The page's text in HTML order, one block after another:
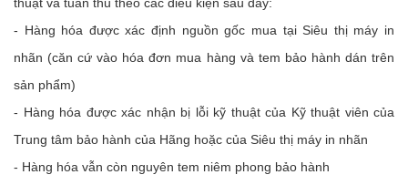
- Hàng hóa được xác định nguồn gốc mua tại Siêu thị máy in
nhãn (căn cứ vào hóa đơn mua hàng và tem bảo hành dán trên
sản phẩm)
- Hàng hóa được xác nhận bị lỗi kỹ thuật của Kỹ thuật viên của
Trung tâm bảo hành của Hãng hoặc của Siêu thị máy in nhãn
- Hàng hóa vẫn còn nguyên tem niêm phong bảo hành